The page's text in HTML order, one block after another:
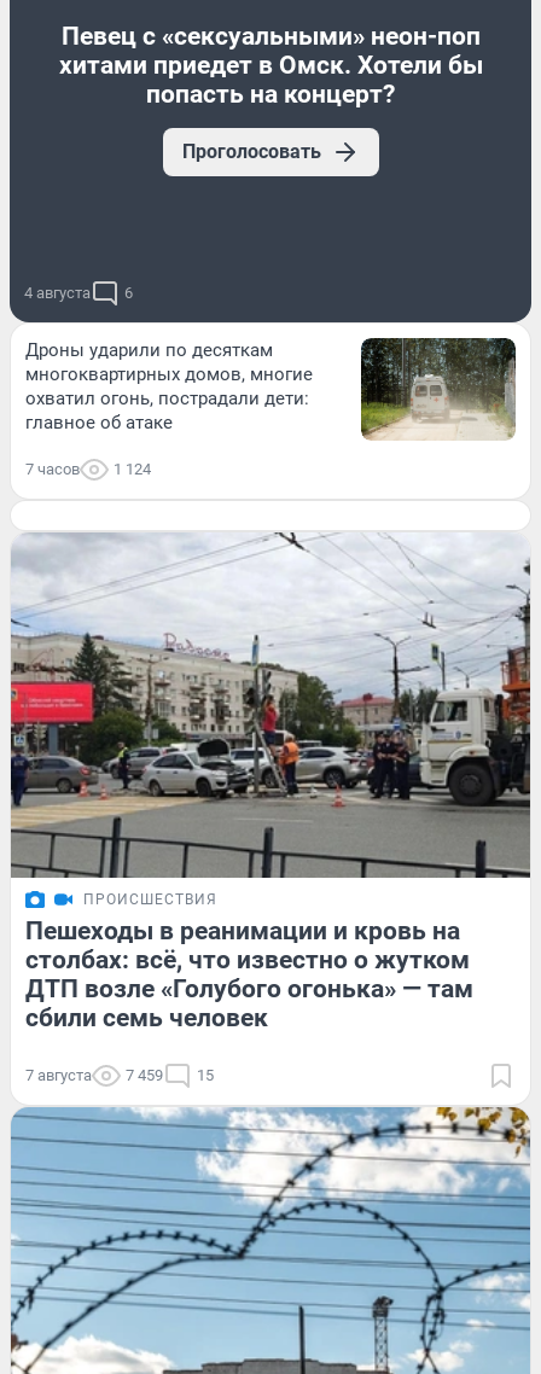
Певец с «сексуальными» неон-поп
хитами приедет в Омск. Хотели бы
попасть на концерт?
Проголосовать
4 августа 6
Дроны ударили по десяткам
многоквартирных домов, многие
охватил огонь, пострадали дети:
главное об атаке
7 часов 1 124
ПРОИСШЕСТВИЯ
Пешеходы в реанимации и кровь на
столбах: всё, что известно о жутком
ДТП возле «Голубого огонька» — там
сбили семь человек
7 августа 7 459 15